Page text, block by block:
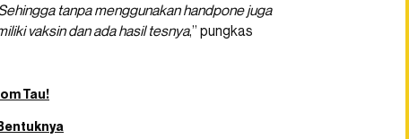
tanpa menggunakan handpone juga
vaksin dan ada hasil tesnya,” pungkas
Tau!